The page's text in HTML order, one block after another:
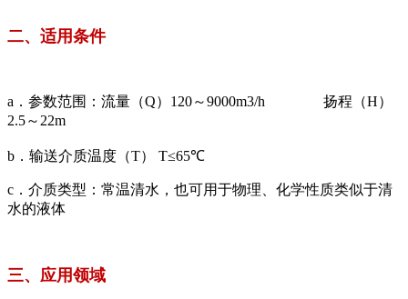
二、适用条件
a．参数范围：流量（Q）120～9000m3/h 扬程（H）
2.5～22m
b．输送介质温度（T） T≤65℃
c．介质类型：常温清水，也可用于物理、化学性质类似于清
水的液体
三、应用领域